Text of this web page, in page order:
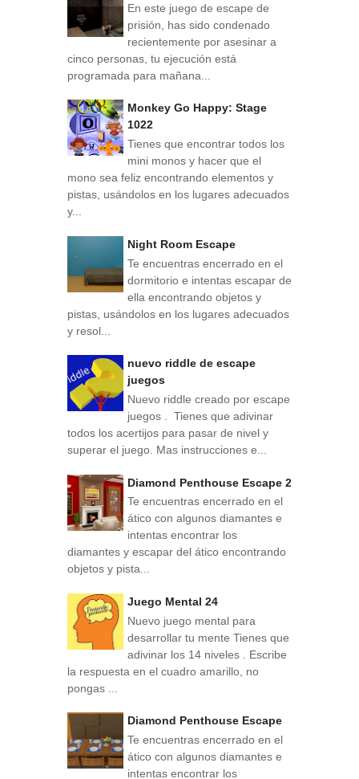
En este juego de escape de
prisión, has sido condenado
recientemente por asesinar a
cinco personas, tu ejecución está
programada para mañana...
Monkey Go Happy: Stage
1022
Tienes que encontrar todos los
mini monos y hacer que el
mono sea feliz encontrando elementos y
pistas, usándolos en los lugares adecuados
y...
Night Room Escape
Te encuentras encerrado en el
dormitorio e intentas escapar de
ella encontrando objetos y
pistas, usándolos en los lugares adecuados
y resol...
nuevo riddle de escape
juegos
Nuevo riddle creado por escape
juegos . Tienes que adivinar
todos los acertijos para pasar de nivel y
superar el juego. Mas instrucciones e...
Diamond Penthouse Escape 2
Te encuentras encerrado en el
ático con algunos diamantes e
intentas encontrar los
diamantes y escapar del ático encontrando
objetos y pista...
Juego Mental 24
Nuevo juego mental para
desarrollar tu mente Tienes que
adivinar los 14 niveles . Escribe
la respuesta en el cuadro amarillo, no
pongas ...
Diamond Penthouse Escape
Te encuentras encerrado en el
ático con algunos diamantes e
intentas encontrar los